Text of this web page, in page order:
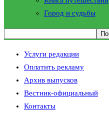
Город и судьбы
Услуги редакции
Оплатить рекламу
Архив выпусков
Вестник-официальный
Контакты